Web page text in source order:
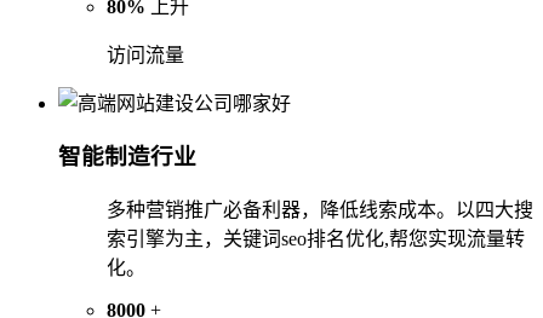
80% 上升
访问流量
智能制造行业
多种营销推广必备利器，降低线索成本。以四大搜
索引擎为主，关键词seo排名优化,帮您实现流量转
化。
8000 +